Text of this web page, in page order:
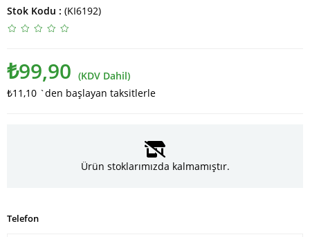
Stok Kodu (KI6192)
₺99,90 (KDV Dahil)
₺11,10 `den başlayan taksitlerle
Ürün stoklarımızda kalmamıştır.
Telefon